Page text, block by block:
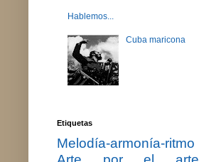
Hablemos...
Cuba maricona
Etiquetas
Melodía-armonía-ritmo